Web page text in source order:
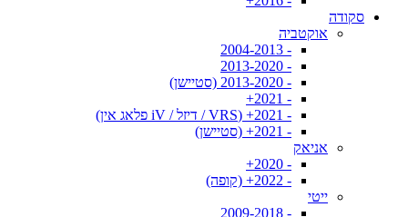
סקודה
אוקטביה
- 2004-2013
- 2013-2020
- 2013-2020 (סטיישן)
- 2021+
- 2021+ (VRS / דיזל / iV פלאג אין)
- 2021+ (סטיישן)
אניאק
- 2020+
- 2022+ (קופה)
ייטי
- 2009-2018